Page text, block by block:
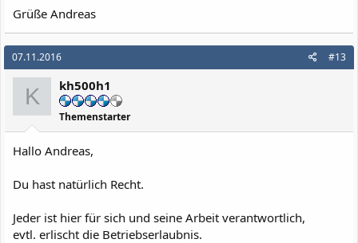
Grüße Andreas
07.11.2016 #13
K kh500h1
Themenstarter
Hallo Andreas,
Du hast natürlich Recht.
Jeder ist hier für sich und seine Arbeit verantwortlich,
evtl. erlischt die Betriebserlaubnis.